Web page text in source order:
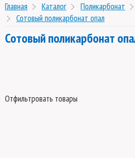
Главная Каталог Поликарбонат
Сотовый поликарбонат опал
Сотовый поликарбонат
Отфильтровать товары